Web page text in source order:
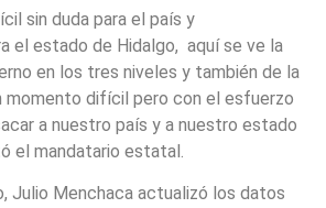
sin duda para el país y
el estado de Hidalgo, aquí se ve la
en los tres niveles y también de la
momento difícil pero con el esfuerzo
a nuestro país y a nuestro estado
el mandatario estatal.
Julio Menchaca actualizó los datos